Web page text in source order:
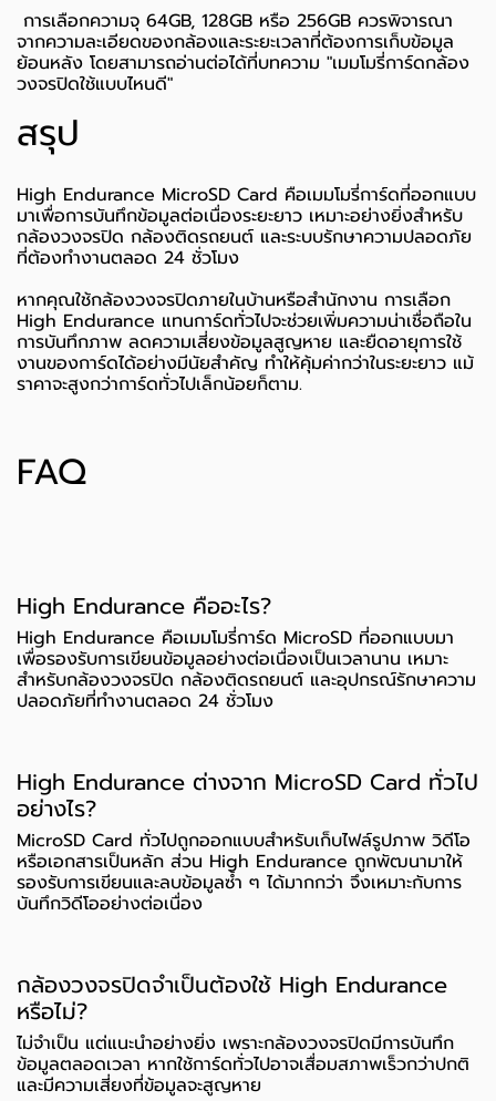
การเลือกความจุ 64GB, 128GB หรือ 256GB ควรพิจารณา
จากความละเอียดของกล้องและระยะเวลาที่ต้องการเก็บข้อมูล
ย้อนหลัง โดยสามารถอ่านต่อได้ที่บทความ "เมมโมรี่การ์ดกล้อง
วงจรปิดใช้แบบไหนดี"
สรุป
High Endurance MicroSD Card คือเมมโมรี่การ์ดที่ออกแบบ
มาเพื่อการบันทึกข้อมูลต่อเนื่องระยะยาว เหมาะอย่างยิ่งสำหรับ
กล้องวงจรปิด กล้องติดรถยนต์ และระบบรักษาความปลอดภัย
ที่ต้องทำงานตลอด 24 ชั่วโมง
หากคุณใช้กล้องวงจรปิดภายในบ้านหรือสำนักงาน การเลือก
High Endurance แทนการ์ดทั่วไปจะช่วยเพิ่มความน่าเชื่อถือใน
การบันทึกภาพ ลดความเสี่ยงข้อมูลสูญหาย และยืดอายุการใช้
งานของการ์ดได้อย่างมีนัยสำคัญ ทำให้คุ้มค่ากว่าในระยะยาว แม้
ราคาจะสูงกว่าการ์ดทั่วไปเล็กน้อยก็ตาม.
FAQ
High Endurance คืออะไร?
High Endurance คือเมมโมรี่การ์ด MicroSD ที่ออกแบบมา
เพื่อรองรับการเขียนข้อมูลอย่างต่อเนื่องเป็นเวลานาน เหมาะ
สำหรับกล้องวงจรปิด กล้องติดรถยนต์ และอุปกรณ์รักษาความ
ปลอดภัยที่ทำงานตลอด 24 ชั่วโมง
High Endurance ต่างจาก MicroSD Card ทั่วไป
อย่างไร?
MicroSD Card ทั่วไปถูกออกแบบสำหรับเก็บไฟล์รูปภาพ วิดีโอ
หรือเอกสารเป็นหลัก ส่วน High Endurance ถูกพัฒนามาให้
รองรับการเขียนและลบข้อมูลซ้ำ ๆ ได้มากกว่า จึงเหมาะกับการ
บันทึกวิดีโออย่างต่อเนื่อง
กล้องวงจรปิดจำเป็นต้องใช้ High Endurance
หรือไม่?
ไม่จำเป็น แต่แนะนำอย่างยิ่ง เพราะกล้องวงจรปิดมีการบันทึก
ข้อมูลตลอดเวลา หากใช้การ์ดทั่วไปอาจเสื่อมสภาพเร็วกว่าปกติ
และมีความเสี่ยงที่ข้อมูลจะสูญหาย